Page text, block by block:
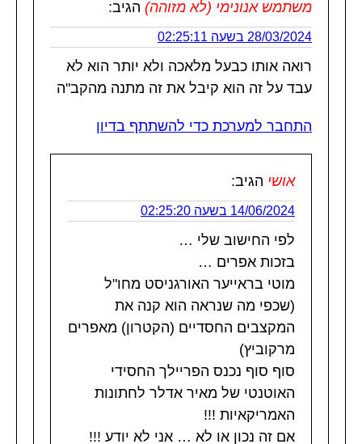
משתמש אנונימי (לא מזוהה) הגיב:
28/03/2024 בשעה 02:25:11
רואה אותו כבעל מלאכה ולא יותר הוא לא
עבד על זה הוא קיבל את זה מתנה מהקב"ה
התחבר למערכת כדי להשתתף בדיון
אושי הגיב:
14/06/2024 בשעה 02:25:20
לפי החישוב שלי …
בזכות אפרים …
מוטי בראייער האורגניסט מחו"ל
(שכפי מה שנראה הוא קנה את
המקצבים החסדיים (הקטרון) מאפרים
מרקוביץ)
סוף סוף נכנס הפריילך החסידי
האוטנטי של מאיר אדלר לחתונות
האמריקאיות !!!
אם זה נכון או לא … אני לא יודע !!!